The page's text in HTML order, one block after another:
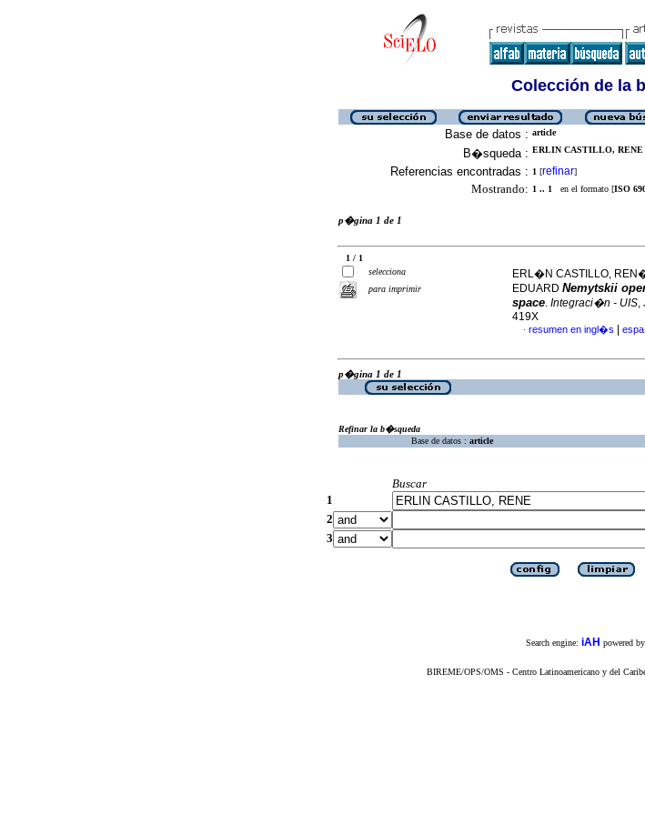
Colección de la
Base de datos : article
B�squeda : ERLIN CASTILLO, RENE
Referencias encontradas : 1 [refinar]
Mostrando: 1 .. 1 en el formato [ISO
p�gina 1 de 1
1 / 1
selecciona
para imprimir
ERL�N CASTILLO,
EDUARD Nemytskii
space. Integraci�n - UIS,
419X
· resumen en ingl�s
p�gina 1 de 1
Refinar la b�squeda
Base de datos : article
Buscar
1
2
3
Search engine: iAH powered by
BIREME/OPS/OMS - Centro Latinoamericano y del